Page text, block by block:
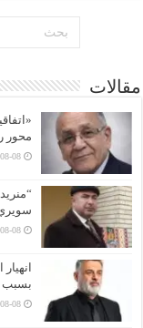
مقالات
محور
08
08
بسبب
08